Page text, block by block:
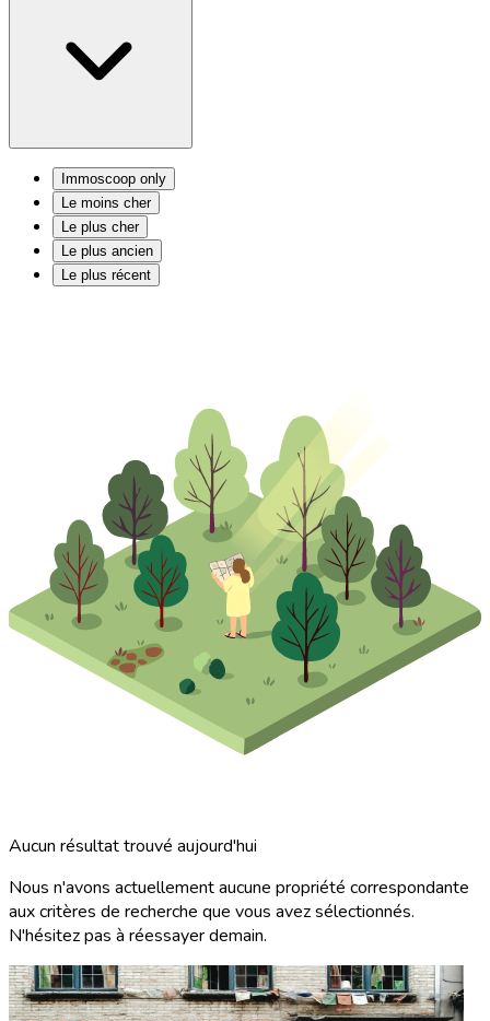
Immoscoop only
Le moins cher
Le plus cher
Le plus ancien
Le plus récent
Aucun résultat trouvé aujourd'hui
Nous n'avons actuellement aucune propriété correspondante
aux critères de recherche que vous avez sélectionnés.
N'hésitez pas à réessayer demain.